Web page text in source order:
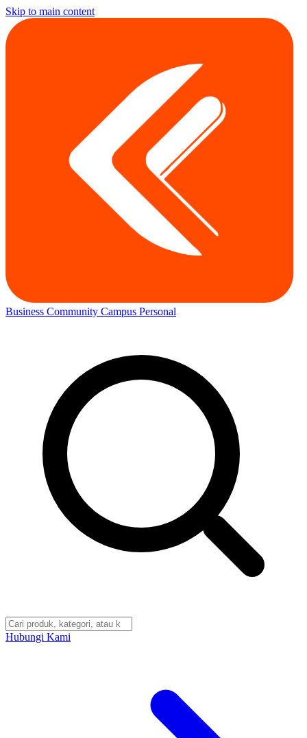
Skip to main content
Business Community Campus Personal
Hubungi Kami